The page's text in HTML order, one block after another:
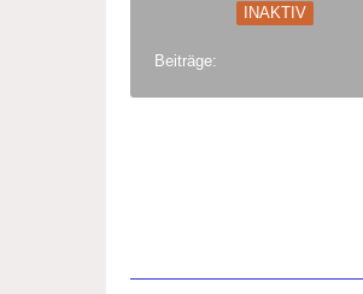
INAKTIV
Beiträge